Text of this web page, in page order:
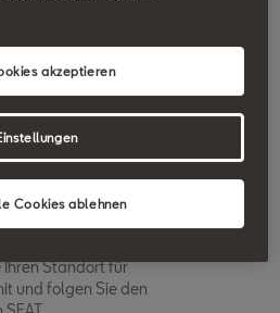
Vorfällen ruft das
die Rettungsdienste an.
nicht-kritischen
Panne-Taste, um den
Standort für
und folgen Sie den
Cookies ablehnen
akzeptieren